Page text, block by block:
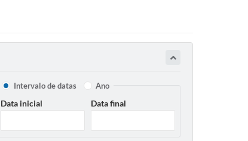
Intervalo de datas Ano
Data inicial Data final